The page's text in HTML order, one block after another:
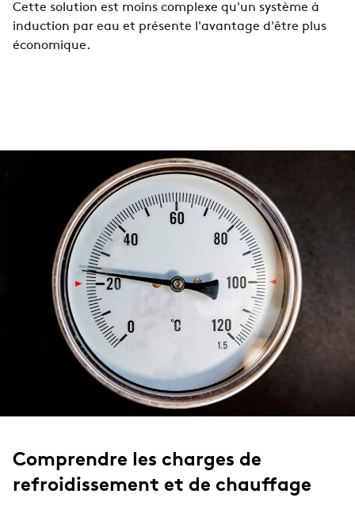
Cette solution est moins complexe qu'un système à
induction par eau et présente l'avantage d'être plus
économique.
Comprendre les charges de
refroidissement et de chauffage